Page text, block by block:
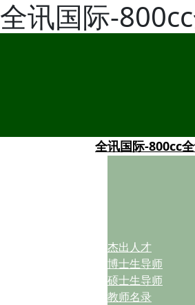
全讯国际-
全讯国际-800cc
杰出人才
博士生导师
硕士生导师
教师名录